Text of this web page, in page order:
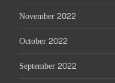
November 2022
October 2022
September 2022